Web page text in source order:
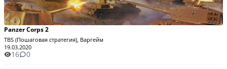
Panzer Corps 2
TBS (Пошаговая стратегия), Варгейм
19.03.2020
16 0